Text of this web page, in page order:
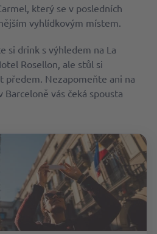
který se v posledních
vyhlídkovým místem.
si drink s výhledem na La
Rosellon, ale stůl si
předem. Nezapomeňte ani na
vás čeká spousta